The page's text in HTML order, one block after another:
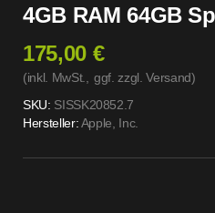
4GB RAM 64GB
175,00 €
(inkl. MwSt., ggf. zzgl. Versand)
SKU: SISSK20852.7
Hersteller:Apple, Inc.